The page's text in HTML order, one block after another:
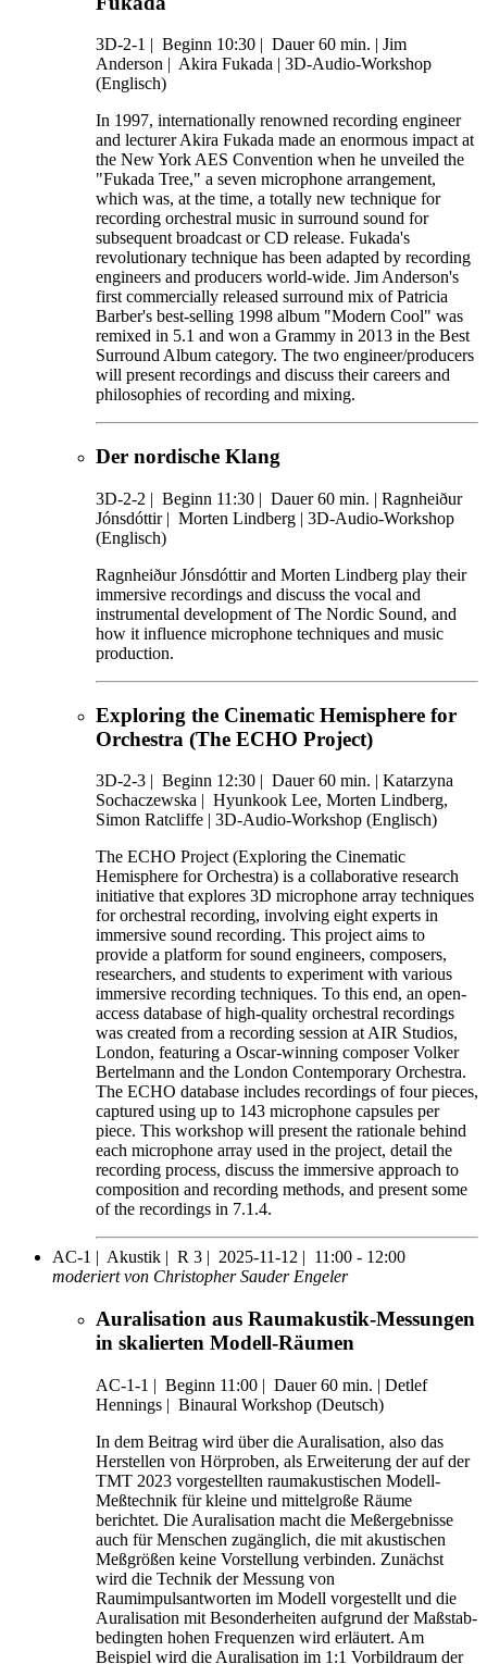
3D-2-1 Beginn 10:30 | Dauer 60 min. | Jim
Anderson |
Akira Fukada | 3D-Audio-Workshop
(Englisch)
In 1997, internationally renowned recording engineer
and lecturer Akira Fukada made an enormous impact at
the New York AES Convention when he unveiled the
"Fukada Tree," a seven microphone arrangement,
which was, at the time, a totally new technique for
recording orchestral music in surround sound for
subsequent broadcast or CD release. Fukada's
revolutionary technique has been adapted by recording
engineers and producers world-wide. Jim Anderson's
first commercially released surround mix of Patricia
Barber's best-selling 1998 album "Modern Cool" was
remixed in 5.1 and won a Grammy in 2013 in the Best
Surround Album category. The two engineer/producers
will present recordings and discuss their careers and
philosophies of recording and mixing.
Der nordische Klang
3D-2-2 | Beginn 11:30 | Dauer 60 min. | Ragnheiður
Jónsdóttir | Morten Lindberg | 3D-Audio-Workshop
(Englisch)
Ragnheiður Jónsdóttir and Morten Lindberg play their
immersive recordings and discuss the vocal and
instrumental development of The Nordic Sound, and
how it influence microphone techniques and music
production.
Exploring the Cinematic Hemisphere for
Orchestra (The ECHO Project)
3D-2-3 | Beginn 12:30 | Dauer 60 min. | Katarzyna
Sochaczewska | Hyunkook Lee, Morten Lindberg,
Simon Ratcliffe | 3D-Audio-Workshop (Englisch)
The ECHO Project (Exploring the Cinematic
Hemisphere for Orchestra) is a collaborative research
initiative that explores 3D microphone array techniques
for orchestral recording, involving eight experts in
immersive sound recording. This project aims to
provide a platform for sound engineers, composers,
researchers, and students to experiment with various
immersive recording techniques. To this end, an open-
access database of high-quality orchestral recordings
was created from a recording session at AIR Studios,
London, featuring a Oscar-winning composer Volker
Bertelmann and the London Contemporary Orchestra.
The ECHO database includes recordings of four pieces,
captured using up to 143 microphone capsules per
piece. This workshop will present the rationale behind
each microphone array used in the project, detail the
recording process, discuss the immersive approach to
composition and recording methods, and present some
of the recordings in 7.1.4.
AC-1 | Akustik | R 3 | 2025-11-12 | 11:00 - 12:00
moderiert von Christopher Sauder Engeler
Auralisation aus Raumakustik-Messungen
in skalierten Modell-Räumen
AC-1-1 | Beginn 11:00 | Dauer 60 min. | Detlef
Hennings | Binaural Workshop (Deutsch)
In dem Beitrag wird über die Auralisation, also das
Herstellen von Hörproben, als Erweiterung der auf der
TMT 2023 vorgestellten raumakustischen Modell-
Meßtechnik für kleine und mittelgroße Räume
berichtet. Die Auralisation macht die Meßergebnisse
auch für Menschen zugänglich, die mit akustischen
Meßgrößen keine Vorstellung verbinden. Zunächst
wird die Technik der Messung von
Raumimpulsantworten im Modell vorgestellt und die
Auralisation mit Besonderheiten aufgrund der Maßstab-
bedingten hohen Frequenzen wird erläutert. Am
Beispiel wird die Auralisation im 1:1 Vorbildraum der